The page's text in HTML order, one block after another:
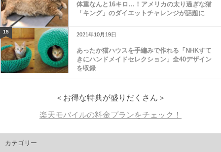
体重なんと16キロ…！アメリカの太り過ぎな猫
「キング」のダイエットチャレンジが話題に
15 2021年10月19日
あったか猫ハウスを手編みで作れる「NHKすて
きにハンドメイドセレクション」全40デザイン
を収録
＜お得な特典が盛りだくさん＞
楽天モバイルの料金プランをチェック！
カテゴリー